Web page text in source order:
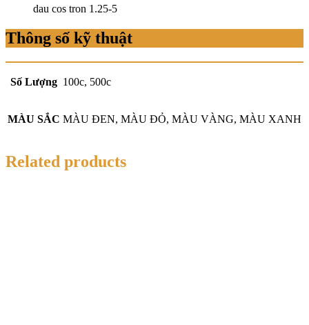
dau cos tron 1.25-5
Thông số kỹ thuật
Số Lượng 100c, 500c
MÀU SẮC MÀU ĐEN, MÀU ĐỎ, MÀU VÀNG, MÀU XANH
Related products